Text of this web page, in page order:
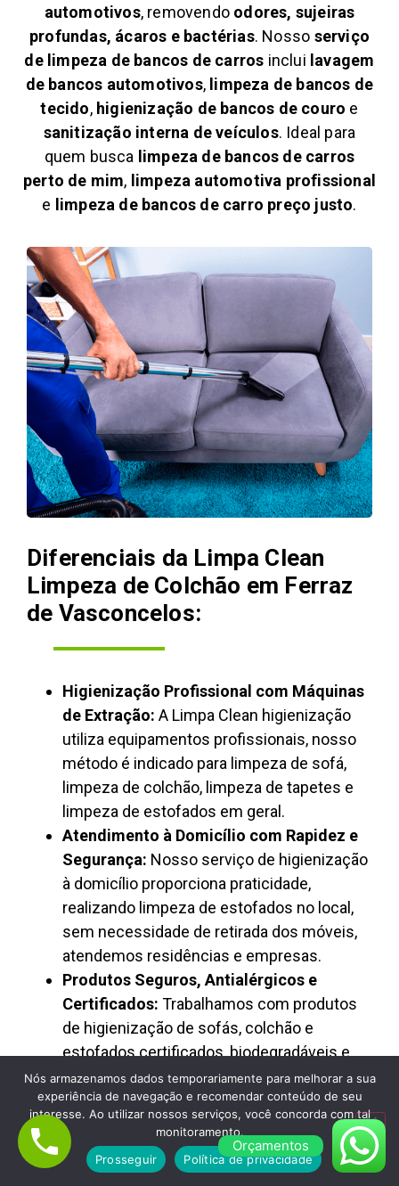
automotivos, removendo odores, sujeiras
profundas, ácaros e bactérias. Nosso serviço
de limpeza de bancos de carros inclui lavagem
de bancos automotivos, limpeza de bancos de
tecido, higienização de bancos de couro e
sanitização interna de veículos. Ideal para
quem busca limpeza de bancos de carros
perto de mim, limpeza automotiva profissional
e limpeza de bancos de carro preço justo.
Diferenciais da Limpa Clean
Limpeza de Colchão em Ferraz
de Vasconcelos:
Higienização Profissional com Máquinas
de Extração: A Limpa Clean higienização
utiliza equipamentos profissionais, nosso
método é indicado para limpeza de sofá,
limpeza de colchão, limpeza de tapetes e
limpeza de estofados em geral.
Atendimento à Domicílio com Rapidez e
Segurança: Nosso serviço de higienização
à domicílio proporciona praticidade,
realizando limpeza de estofados no local,
sem necessidade de retirada dos móveis,
atendemos residências e empresas.
Produtos Seguros, Antialérgicos e
Certificados: Trabalhamos com produtos
de higienização de sofás, colchão e
estofados certificados, biodegradáveis e
antialérgicos, ideais para ambientes com
crianças, pets e pessoas alérgicas.
Preço Justo, Transparência e Excelente
Custo-Benefício:A Limpa Clean oferece
limpeza de estofados com preço justo,
Orçamentos
Nós armazenamos dados temporariamente para melhorar a sua
experiência de navegação e recomendar conteúdo de seu
interesse. Ao utilizar nossos serviços, você concorda com tal
monitoramento.
Prosseguir
Política de privacidade